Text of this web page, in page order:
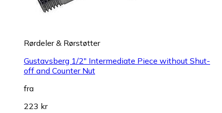
Rørdeler & Rørstøtter
Gustavsberg 1/2" Intermediate Piece without Shut-
off and Counter Nut
fra
223 kr